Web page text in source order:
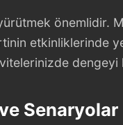
önemlidir.
etkinliklerinde
dengeyi
Senaryolar